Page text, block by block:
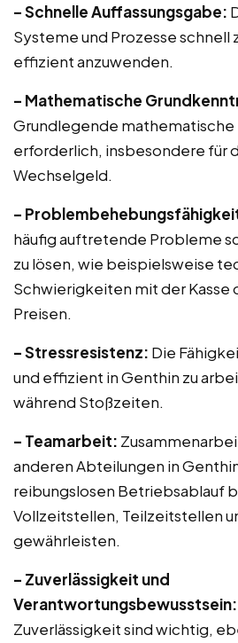
– Schnelle Auffassungsgabe:
Systeme und Prozesse schnell
effizient anzuwenden.
– Mathematische
Grundlegende mathematische
erforderlich, insbesondere für
Wechselgeld.
–
häufig auftretende Probleme
zu lösen, wie beispielsweise
Schwierigkeiten mit der Kasse
Preisen.
– Stressresistenz: Die
und effizient in Genthin zu
während Stoßzeiten.
– Teamarbeit:
anderen Abteilungen in
reibungslosen Betriebsablauf
Vollzeitstellen, Teilzeitstellen
gewährleisten.
– Zuverlässigkeit und
Verantwortungsbewusstsein:
Zuverlässigkeit sind wichtig,